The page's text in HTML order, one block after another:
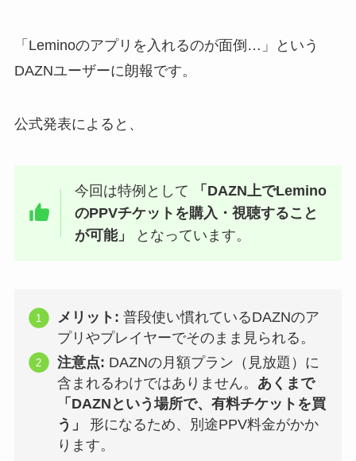
「Leminoのアプリを入れるのが面倒…」という
DAZNユーザーに朗報です。
公式発表によると、
今回は特例として
「DAZN上でLemino
のPPVチケットを購入・視聴すること
が可能」
となっています。
メリット: 普段使い慣れているDAZNのア
プリやプレイヤーでそのまま見られる。
注意点: DAZNの月額プラン（見放題）に
含まれるわけではありません。 あくまで
「DAZNという場所で、有料チケットを買
う」
形になるため、別途PPV料金がかか
ります。